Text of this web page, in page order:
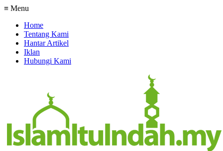
≡ Menu
Home
Tentang Kami
Hantar Artikel
Iklan
Hubungi Kami